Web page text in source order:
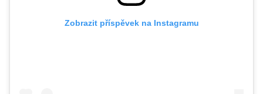
Zobrazit příspěvek na Instagramu